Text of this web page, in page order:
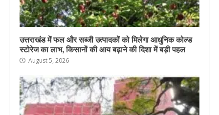
उत्तराखंड में फल और सब्जी उत्पादकों को मिलेगा आधुनिक कोल्ड
स्टोरेज का लाभ, किसानों की आय बढ़ाने की दिशा में बड़ी पहल
August 5, 2026